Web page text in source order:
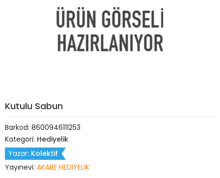
Kutulu Sabun
Barkod: 8600946111253
Kategori: Hediyelik
Yazar: Kolektif
Yayınevi: AKABE HEDİYELİK